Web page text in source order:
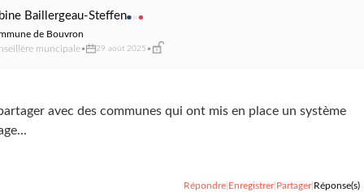
Baillergeau-Steffen
de Bouvron
muncipale• 29 août 2025 •
avec des communes qui ont mis en place un système
Répondre Enregistrer| Partager| Réponse(s)